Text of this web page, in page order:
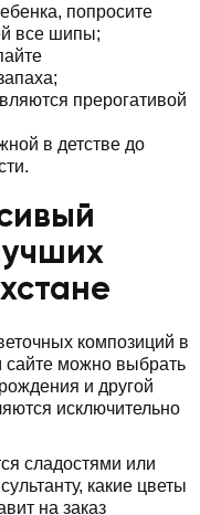
попросите
все шипы;
прерогативой
в детстве до
композиций в
можно выбрать
и другой
исключительно
сладостями или
какие цветы
на заказ